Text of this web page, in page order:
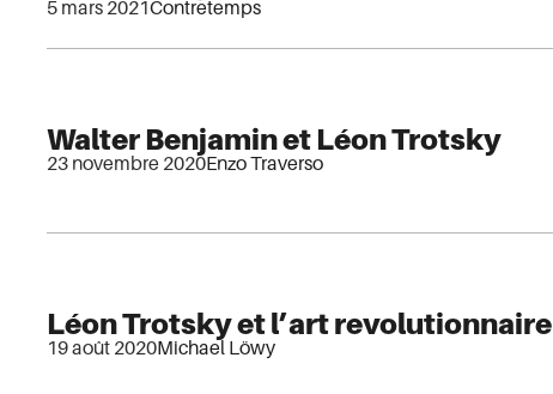
5 mars 2021Contretemps
Walter Benjamin et Léon Trotsky
23 novembre 2020Enzo Traverso
Léon Trotsky et l’art revolutionnaire
19 août 2020Michael Löwy